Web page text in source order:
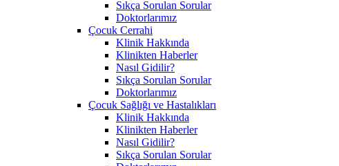
Sıkça Sorulan Sorular
Doktorlarımız
Çocuk Cerrahi
Klinik Hakkında
Klinikten Haberler
Nasıl Gidilir?
Sıkça Sorulan Sorular
Doktorlarımız
Çocuk Sağlığı ve Hastalıkları
Klinik Hakkında
Klinikten Haberler
Nasıl Gidilir?
Sıkça Sorulan Sorular